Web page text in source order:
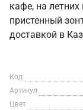
кафе, на летних
пристенный
доставкой в
Код
Артикул
Цвет